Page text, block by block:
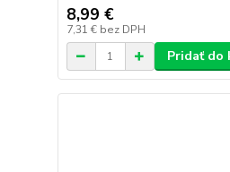
8,99 €
7,31 € bez DPH
Pridať do